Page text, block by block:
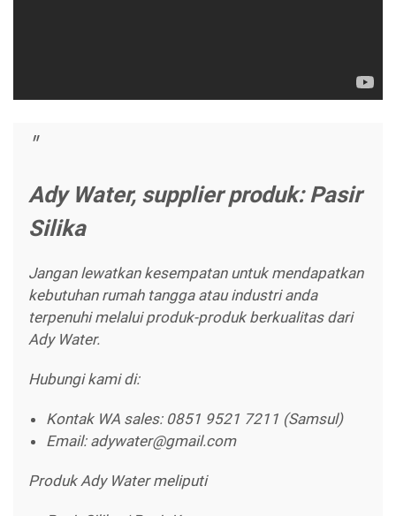
Ady Water, supplier produk: Pasir
Silika
Jangan lewatkan kesempatan untuk mendapatkan
kebutuhan rumah tangga atau industri anda
terpenuhi melalui produk-produk berkualitas dari
Ady Water.
Hubungi kami di:
Kontak WA sales: 0851 9521 7211 (Samsul)
Email: adywater@gmail.com
Produk Ady Water meliputi